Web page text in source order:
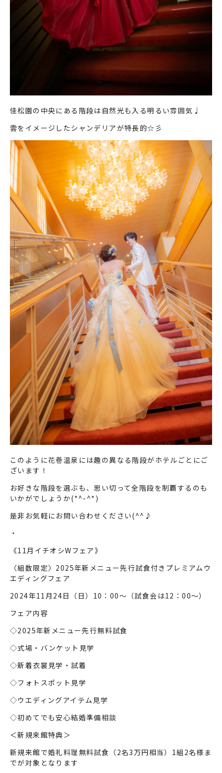
佳松園の中央にある階段は自然光も入る明るい雰囲気♩
雲をイメージしたシャンデリアが特長的☆彡
このように花巻温泉には趣の異なる階段がホテルごとにご
ざいます！
お好きな階段を選ぶも、思い切って全階段を制覇するのも
いかがでしょうか(*^-^*)
是非お気軽にお問い合わせください(^^♪
・
《11月イチオシWフェア》
〈組数限定〉2025年新メニュー先行試食付きプレミアムウ
エディングフェア
2024年11月24日（日）10：00～（試食会は12：00～）
フェア内容
◇2025年新メニュー先行無料試食
◇式場・バンケット見学
◇新着衣裳見学・試着
◇フォトスポット見学
◇ウエディングアイテム見学
◇初めてでも安心結婚準備相談
＜新規来館特典＞
新規来館で婚礼料理無料試食（2名3万円相当）1組2名様ま
でが対象となります